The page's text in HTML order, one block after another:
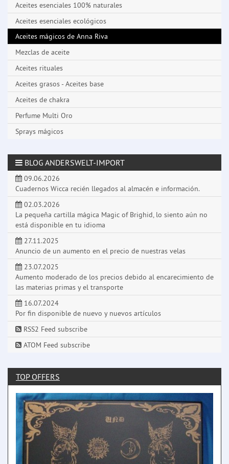
Aceites esenciales 100% naturales
Aceites esenciales ecológicos
Aceites mágicos de Anna Riva
Mezclas de aceite
Aceites rituales
Aceites grasos - Aceites base
Aceites de chakra
Perfume Multi Oro
Sprays mágicos
BLOG ANDERSWELT-IMPORT
09.06.2026
Cuadernos Wicca recién llegados al almacén e información.
02.03.2026
La pequeña cartilla mágica Magic of Brighid, lo siento aún no
está disponible en tu idioma
27.11.2025
Anuncio de un aumento en el precio de nuestras velas
23.07.2025
Aumento moderado de los precios debido al encarecimiento de
las materias primas y el transporte
16.07.2024
Por fin disponible de nuevo y nuevos artículos
RSS2 Feed subscribe
ATOM Feed subscribe
TOP OFFERS